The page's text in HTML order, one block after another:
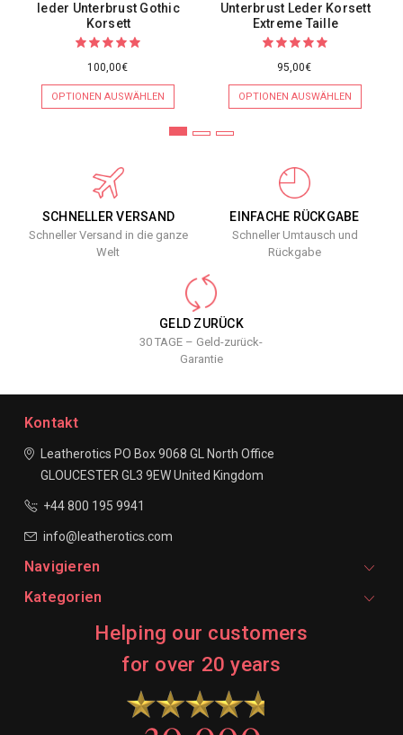
leder Unterbrust Gothic
Korsett
100,00€
OPTIONEN AUSWÄHLEN
Unterbrust Leder Korsett
Extreme Taille
95,00€
OPTIONEN AUSWÄHLEN
SCHNELLER VERSAND
Schneller Versand in die ganze
Welt
EINFACHE RÜCKGABE
Schneller Umtausch und
Rückgabe
GELD ZURÜCK
30 TAGE – Geld-zurück-
Garantie
Kontakt
Leatherotics PO Box 9068 GL North Office
GLOUCESTERGL3 9EWUnited Kingdom
+44 800 195 9941
info@leatherotics.com
Navigieren
Kategorien
Helping our customers
for over 20 years